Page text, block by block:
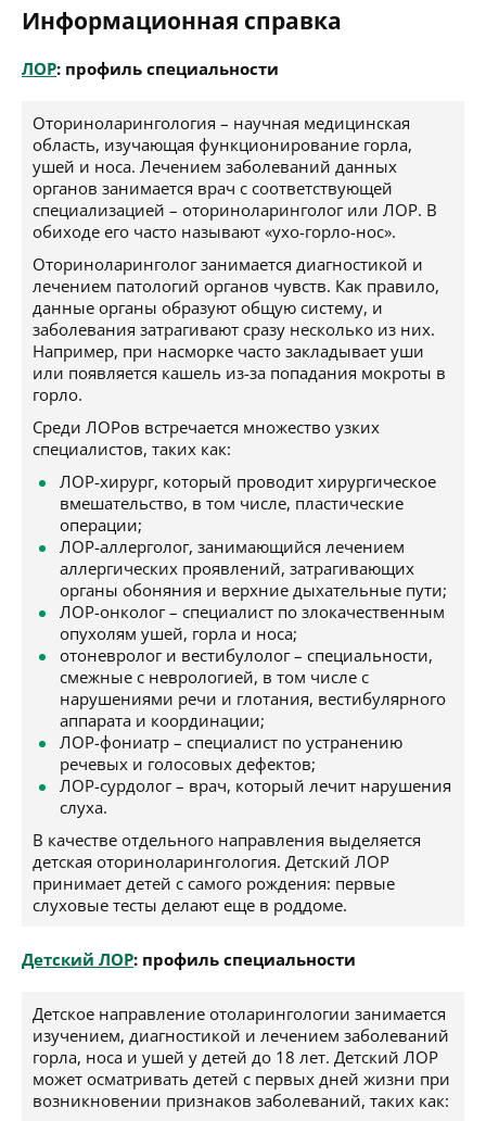
Информационная справка
ЛОР: профиль специальности
Оториноларингология – научная медицинская
область, изучающая функционирование горла,
ушей и носа. Лечением заболеваний данных
органов занимается врач с соответствующей
специализацией – оториноларинголог или ЛОР. В
обиходе его часто называют «ухо-горло-нос».
Оториноларинголог занимается диагностикой и
лечением патологий органов чувств. Как правило,
данные органы образуют общую систему, и
заболевания затрагивают сразу несколько из них.
Например, при насморке часто закладывает уши
или появляется кашель из-за попадания мокроты в
горло.
Среди ЛОРов встречается множество узких
специалистов, таких как:
ЛОР-хирург, который проводит хирургическое
вмешательство, в том числе, пластические
операции;
ЛОР-аллерголог, занимающийся лечением
аллергических проявлений, затрагивающих
органы обоняния и верхние дыхательные пути;
ЛОР-онколог – специалист по злокачественным
опухолям ушей, горла и носа;
отоневролог и вестибулолог – специальности,
смежные с неврологией, в том числе с
нарушениями речи и глотания, вестибулярного
аппарата и координации;
ЛОР-фониатр – специалист по устранению
речевых и голосовых дефектов;
ЛОР-сурдолог – врач, который лечит нарушения
слуха.
В качестве отдельного направления выделяется
детская оториноларингология. Детский ЛОР
принимает детей с самого рождения: первые
слуховые тесты делают еще в роддоме.
Детский ЛОР: профиль специальности
Детское направление отоларингологии занимается
изучением, диагностикой и лечением заболеваний
горла, носа и ушей у детей до 18 лет. Детский ЛОР
может осматривать детей с первых дней жизни при
возникновении признаков заболеваний, таких как: